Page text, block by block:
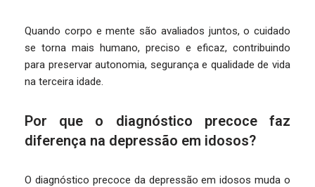
Quando corpo e mente são avaliados juntos, o cuidado
se torna mais humano, preciso e eficaz, contribuindo
para preservar autonomia, segurança e qualidade de vida
na terceira idade.
Por que o diagnóstico precoce faz
diferença na depressão em idosos?
O diagnóstico precoce da depressão em idosos muda o